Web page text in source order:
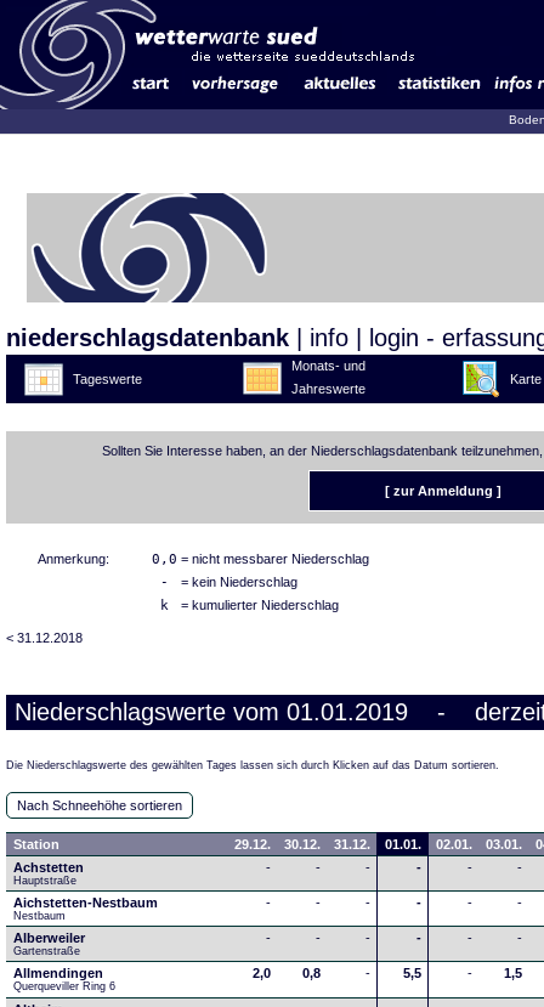
niederschlagsdatenbank info login -
Tageswerte
Monats- und
Jahreswerte
Karte
Sollten Sie Interesse haben, an der Niederschlagsdatenbank
[ zur Anmeldung ]
Anmerkung: 0,0 = nicht messbarer Niederschlag
- = kein Niederschlag
k = kumulierter Niederschlag
< 31.12.2018
Niederschlagswerte vom 01.01.2019 -
Die Niederschlagswerte des gewählten Tages lassen sich durch Klicken auf das Datum sortieren.
Nach Schneehöhe sortieren
Station 29.12. 30.12. 31.12. 01.01. 02.01. 03.01.
Achstetten
Hauptstraße
- - - - - -
Aichstetten-Nestbaum
Nestbaum
- - - - - -
Alberweiler
Gartenstraße
- - - - - -
Allmendingen
Querqueviller Ring 6
2,0 0,8 - 5,5 - 1,5